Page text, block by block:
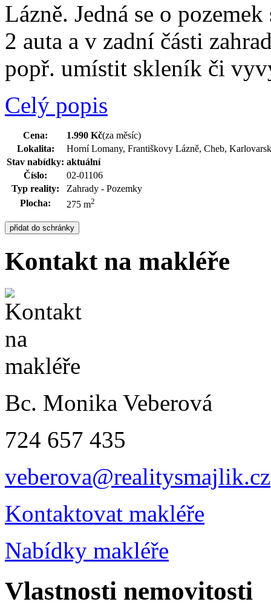
Lázně. Jedná se o
2 auta a v zadní části
popř. umístit skleník či
Celý popis
Cena: 1.990 Kč(za měsíc)
Lokalita:
Horní Lomany, Františkovy Lázně, Cheb,
Stav nabídky: aktuální
Číslo:
02-01106
Typ reality:
Zahrady - Pozemky
Plocha:
275 m2
Kontakt na makléře
Bc. Monika Veberová
724 657 435
veberova@realitysmajlik.cz
Kontaktovat makléře
Nabídky makléře
Vlastnosti nemovitosti